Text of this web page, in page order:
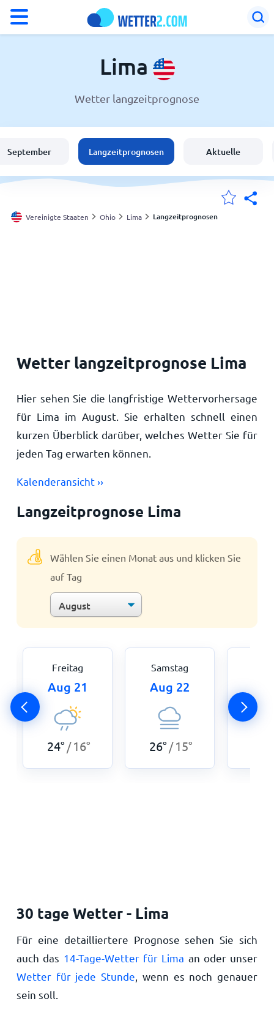
Wetter in Lima
Vereinigte Staaten
Schweiz
Deutschland
Lima
Wetter langzeitprognose
September Langzeitprognosen Aktuelle
Vereinigte Staaten Ohio Lima Langzeitprognosen
Wetter langzeitprognose Lima
Hier sehen Sie die langfristige Wettervorhersage
für Lima im August. Sie erhalten schnell einen
kurzen Überblick darüber, welches Wetter Sie für
jeden Tag erwarten können.
Kalenderansicht ››
Langzeitprognose Lima
Wählen Sie einen Monat aus und klicken Sie
auf Tag
Freitag
Aug 21
24° /16°
Samstag
Aug 22
26° /15°
30 tage Wetter - Lima
Für eine detailliertere Prognose sehen Sie sich
auch das 14-Tage-Wetter für Lima an oder unser
Wetter für jede Stunde , wenn es noch genauer
sein soll.